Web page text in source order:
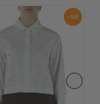
-50